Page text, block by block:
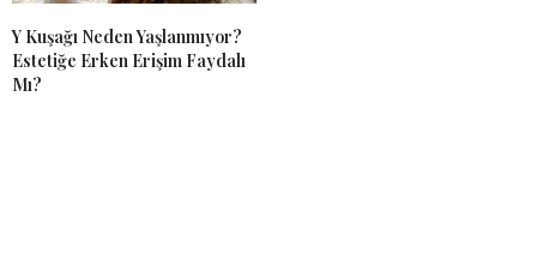
Y Kuşağı Neden Yaşlanmıyor?
Estetiğe Erken Erişim Faydalı
Mı?